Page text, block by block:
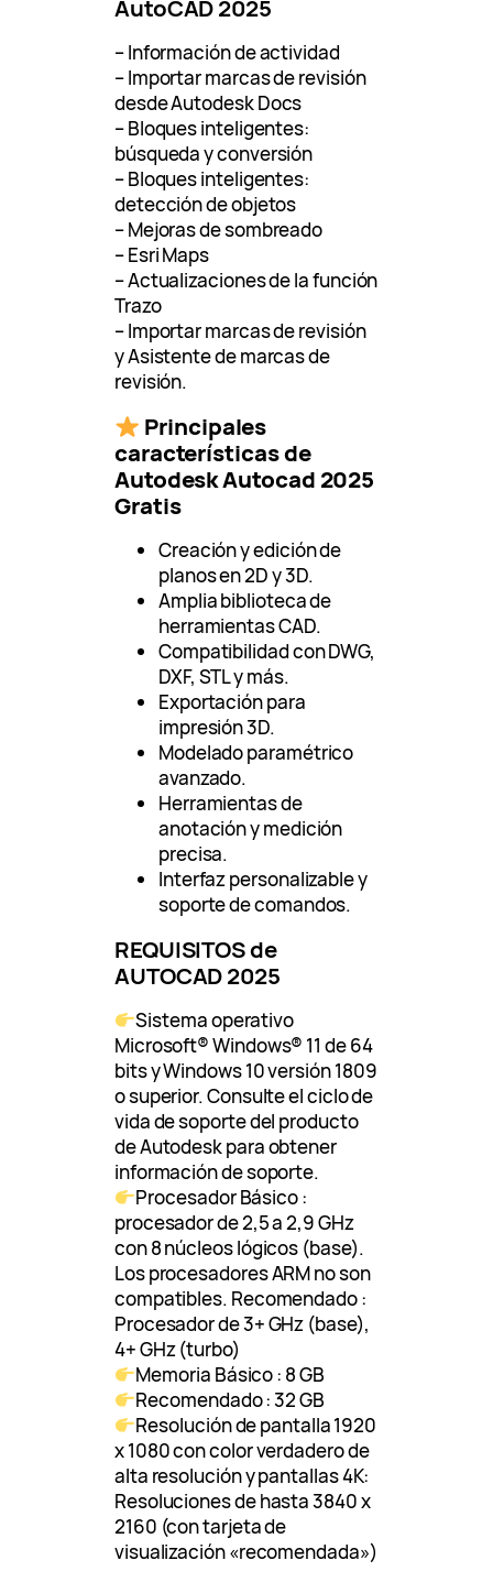
AutoCAD 2025
– Información de actividad
– Importar marcas de revisión
desde Autodesk Docs
– Bloques inteligentes:
búsqueda y conversión
– Bloques inteligentes:
detección de objetos
– Mejoras de sombreado
– Esri Maps
– Actualizaciones de la función
Trazo
– Importar marcas de revisión
y Asistente de marcas de
revisión.
Principales
características de
Autodesk Autocad 2025
Gratis
Creación y edición de
planos en 2D y 3D.
Amplia biblioteca de
herramientas CAD.
Compatibilidad con DWG,
DXF, STL y más.
Exportación para
impresión 3D.
Modelado paramétrico
avanzado.
Herramientas de
anotación y medición
precisa.
Interfaz personalizable y
soporte de comandos.
REQUISITOS de
AUTOCAD 2025
Sistema operativo
Microsoft® Windows® 11 de 64
bits y Windows 10 versión 1809
o superior. Consulte el ciclo de
vida de soporte del producto
de Autodesk para obtener
información de soporte.
Procesador Básico :
procesador de 2,5 a 2,9 GHz
con 8 núcleos lógicos (base).
Los procesadores ARM no son
compatibles. Recomendado :
Procesador de 3+ GHz (base),
4+ GHz (turbo)
Memoria Básico : 8 GB
Recomendado : 32 GB
Resolución de pantalla 1920
x 1080 con color verdadero de
alta resolución y pantallas 4K:
Resoluciones de hasta 3840 x
2160 (con tarjeta de
visualización «recomendada»)